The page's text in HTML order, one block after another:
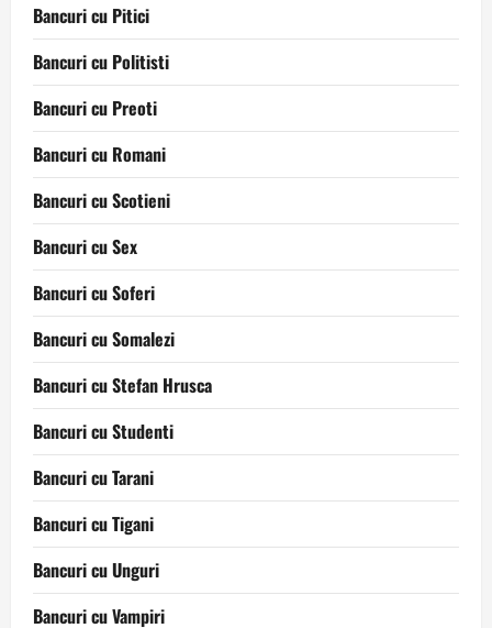
Bancuri cu Pitici
Bancuri cu Politisti
Bancuri cu Preoti
Bancuri cu Romani
Bancuri cu Scotieni
Bancuri cu Sex
Bancuri cu Soferi
Bancuri cu Somalezi
Bancuri cu Stefan Hrusca
Bancuri cu Studenti
Bancuri cu Tarani
Bancuri cu Tigani
Bancuri cu Unguri
Bancuri cu Vampiri